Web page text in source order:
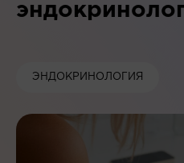
ЭНДОКРИНОЛОГИЯ